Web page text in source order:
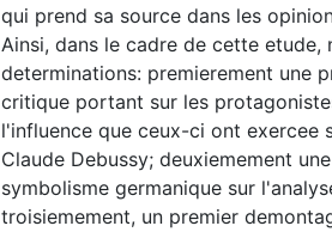
qui prend sa source dans les
Ainsi, dans le cadre de cette etude,
determinations: premierement une
critique portant sur les
l'influence que ceux-ci ont exercee
Claude Debussy; deuxiemement
symbolisme germanique sur
troisiemement, un premier